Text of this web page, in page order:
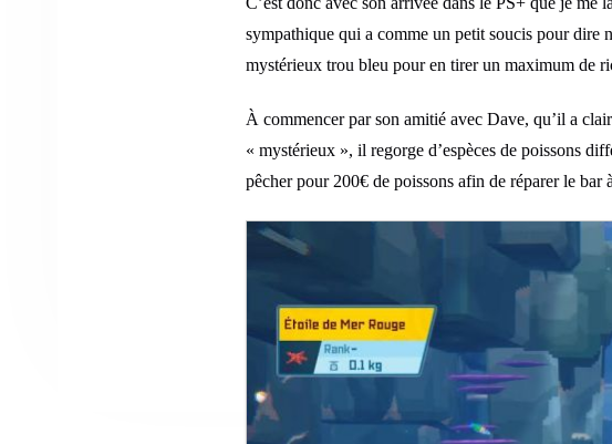
sympathique qui a comme un petit soucis pour dire
mystérieux trou bleu pour en tirer un maximum de
À commencer par son amitié avec Dave, qu’il a
« mystérieux », il regorge d’espèces de poissons
pêcher pour 200€ de poissons afin de réparer le